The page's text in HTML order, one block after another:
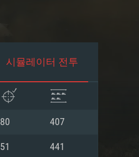
시뮬레이터 전투
80 407
51 441